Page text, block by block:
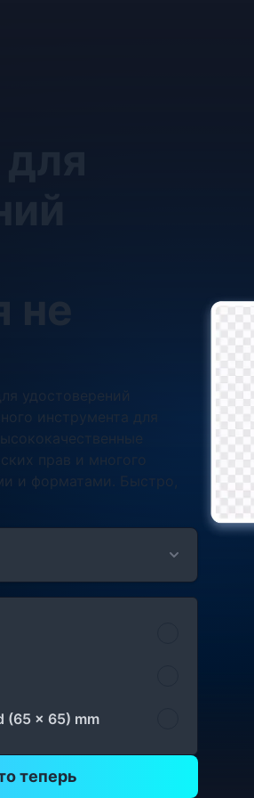
удостоверений
инструмента для
прав и многого
и форматами. Быстро,
(65 x 65) mm
теперь